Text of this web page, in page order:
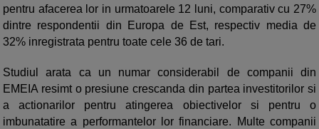
pentru afacerea lor in urmatoarele 12 luni, comparativ cu 27%
dintre respondentii din Europa de Est, respectiv media de
32% inregistrata pentru toate cele 36 de tari.
Studiul arata ca un numar considerabil de companii din
EMEIA resimt o presiune crescanda din partea investitorilor si
a actionarilor pentru atingerea obiectivelor si pentru o
imbunatatire a performantelor lor financiare. Multe companii